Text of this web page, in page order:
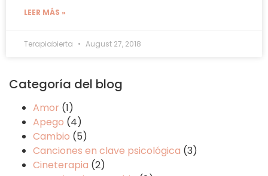
LEER MÁS »
Terapiabierta August 27, 2018
Categoría del blog
Amor (1)
Apego (4)
Cambio (5)
Canciones en clave psicológica (3)
Cineterapia (2)